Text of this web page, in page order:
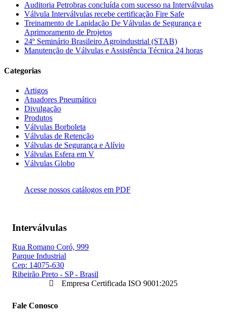
Auditoria Petrobras concluída com sucesso na Interválvulas
Válvula Interválvulas recebe certificação Fire Safe
Treinamento de Lapidação De Válvulas de Segurança e
Aprimoramento de Projetos
24º Seminário Brasileiro Agroindustrial (STAB)
Manutenção de Válvulas e Assistência Técnica 24 horas
Categorias
Artigos
Atuadores Pneumático
Divulgação
Produtos
Válvulas Borboleta
Válvulas de Retenção
Válvulas de Segurança e Alívio
Válvulas Esfera em V
Válvulas Globo
Acesse nossos catálogos em PDF
Interválvulas
Rua Romano Coró, 999
Parque Industrial
Cep: 14075-630
Ribeirão Preto - SP - Brasil
Empresa Certificada ISO 9001:2025
Fale Conosco